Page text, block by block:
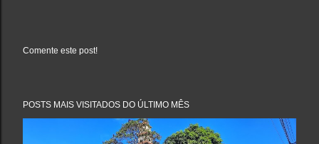
a
u
Comente este post!
POSTS MAIS VISITADOS DO ÚLTIMO MÊS